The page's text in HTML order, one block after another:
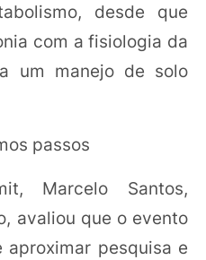
desde que
com a fisiologia da
um manejo de solo
passos
Marcelo Santos,
avaliou que o evento
pesquisa e